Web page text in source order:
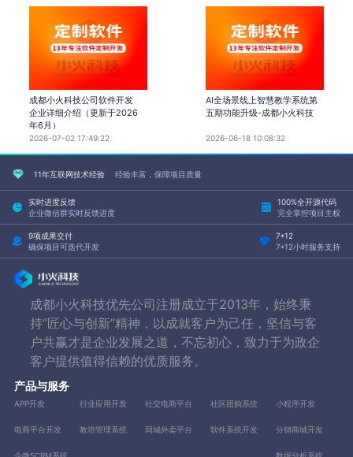
成都小火科技公司软件开发
企业详细介绍（更新于2026
年6月）
2026-07-02 17:49:22
AI全场景线上智慧教学系统第
五期功能升级-成都小火科技
2026-06-18 10:08:32
11年互联网技术经验 经验丰富，保障项目质量
实时进度反馈
企业微信群实时反馈进度
100%全开源代码
完全掌控项目主权
9项成果交付
确保项目可迭代开发
7*12
7*12小时服务支持
成都小火科技优先公司注册成立于2013年，始终秉
持“匠心与创新”精神，以成就客户为己任，坚信与客
户共赢才是企业发展之道，不忘初心，致力于为政企
客户提供值得信赖的优质服务。
产品与服务
APP开发 行业应用开发 社交电商平台 社区团购系统 小程序开发
电商平台开发 教培管理系统 同城外卖平台 软件系统开发 分销商城开发